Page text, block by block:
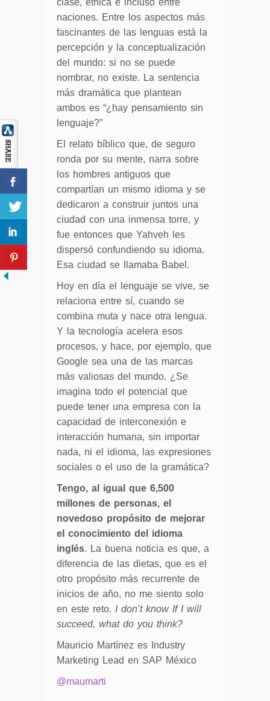
clase, étnica e incluso entre
naciones. Entre los aspectos más
fascinantes de las lenguas está la
percepción y la conceptualización
del mundo: si no se puede
nombrar, no existe. La sentencia
más dramática que plantean
ambos es “¿hay pensamiento sin
lenguaje?”
El relato bíblico que, de seguro
ronda por su mente, narra sobre
los hombres antiguos que
compartían un mismo idioma y se
dedicaron a construir juntos una
ciudad con una inmensa torre, y
fue entonces que Yahveh les
dispersó confundiendo su idioma.
Esa ciudad se llamaba Babel.
Hoy en día el lenguaje se vive, se
relaciona entre sí, cuando se
combina muta y nace otra lengua.
Y la tecnología acelera esos
procesos, y hace, por ejemplo, que
Google sea una de las marcas
más valiosas del mundo. ¿Se
imagina todo el potencial que
puede tener una empresa con la
capacidad de interconexión e
interacción humana, sin importar
nada, ni el idioma, las expresiones
sociales o el uso de la gramática?
Tengo, al igual que 6,500
millones de personas, el
novedoso propósito de mejorar
el conocimiento del idioma
inglés. La buena noticia es que, a
diferencia de las dietas, que es el
otro propósito más recurrente de
inicios de año, no me siento solo
en este reto. I don’t know If I will
succeed, what do you think?
Mauricio Martínez es Industry
Marketing Lead en SAP México
@maumarti